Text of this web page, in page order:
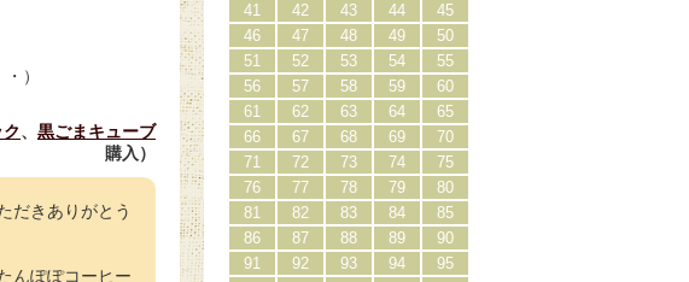
）
、 黒ごまキューブ
購入）
だきありがとう
んぽぽコーヒー
41
42 43 44
45
46
47 48 49
50
51
52 53 54
55
56
57 58 59
60
61
62 63 64
65
66
67 68 69
70
71
72 73 74
75
76
77 78 79
80
81
82 83 84
85
86
87 88 89
90
91
92 93 94
95